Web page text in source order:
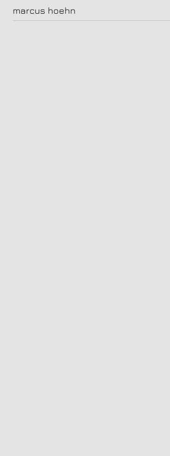
marcus hoehn